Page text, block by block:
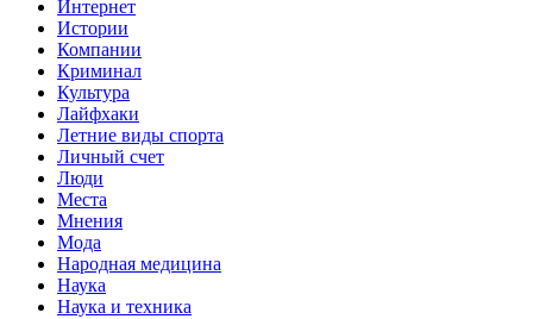
Интернет
Истории
Компании
Криминал
Культура
Лайфхаки
Летние виды спорта
Личный счет
Люди
Места
Мнения
Мода
Народная медицина
Наука
Наука и техника